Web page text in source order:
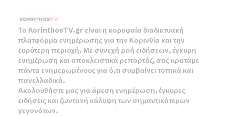
Το KorinthosTV.gr είναι η κορυφαία διαδικτυακή
πλατφόρμα ενημέρωσης για την Κορινθία και την
ευρύτερη περιοχή. Με συνεχή ροή ειδήσεων, έγκυρη
ενημέρωση και αποκλειστικά ρεπορτάζ, σας κρατάμε
πάντα ενημερωμένους για ό,τι συμβαίνει τοπικά και
πανελλαδικά.
Ακολουθήστε μας για άμεση ενημέρωση, έγκυρες
ειδήσεις και ζωντανή κάλυψη των σημαντικότερων
γεγονότων.